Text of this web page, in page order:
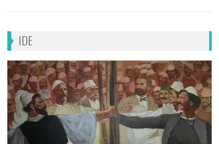
IDE